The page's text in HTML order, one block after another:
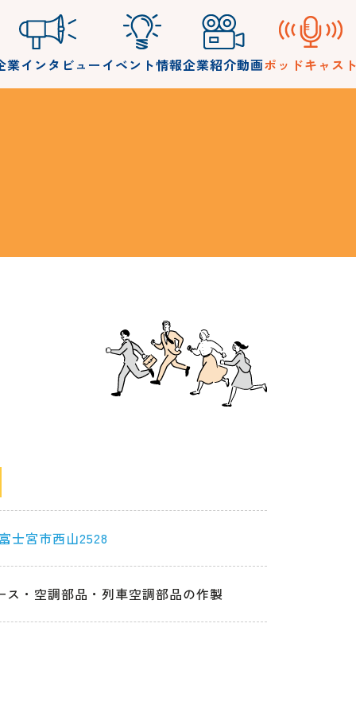
業インタビュー イベント情報企業紹介動画ポッドキャス
士宮市西山2528
ス・空調部品・列車空調部品の作製